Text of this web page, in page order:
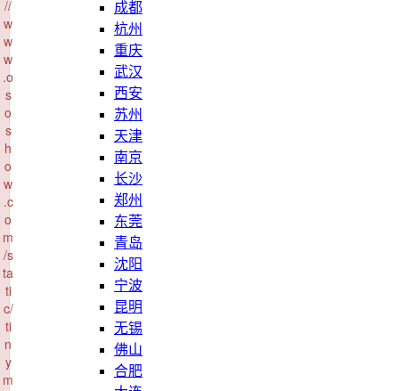
成都
杭州
重庆
武汉
西安
苏州
天津
南京
长沙
郑州
东莞
青岛
沈阳
宁波
昆明
无锡
佛山
合肥
//
w
w
w
.o
s
o
s
h
o
w
.c
o
m
/s
ta
ti
c/
ti
n
y
m